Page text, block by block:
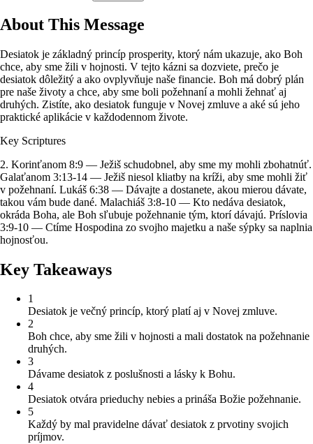
About This Message
Desiatok je základný princíp prosperity, ktorý nám ukazuje, ako Boh
chce, aby sme žili v hojnosti. V tejto kázni sa dozviete, prečo je
desiatok dôležitý a ako ovplyvňuje naše financie. Boh má dobrý plán
pre naše životy a chce, aby sme boli požehnaní a mohli žehnať aj
druhých. Zistíte, ako desiatok funguje v Novej zmluve a aké sú jeho
praktické aplikácie v každodennom živote.
Key Scriptures
2. Korinťanom 8:9 — Ježiš schudobnel, aby sme my mohli zbohatnúť.
Galaťanom 3:13-14 — Ježiš niesol kliatby na kríži, aby sme mohli žiť
v požehnaní. Lukáš 6:38 — Dávajte a dostanete, akou mierou dávate,
takou vám bude dané. Malachiáš 3:8-10 — Kto nedáva desiatok,
okráda Boha, ale Boh sľubuje požehnanie tým, ktorí dávajú. Príslovia
3:9-10 — Ctíme Hospodina zo svojho majetku a naše sýpky sa naplnia
hojnosťou.
Key Takeaways
1
Desiatok je večný princíp, ktorý platí aj v Novej zmluve.
2
Boh chce, aby sme žili v hojnosti a mali dostatok na požehnanie
druhých.
3
Dávame desiatok z poslušnosti a lásky k Bohu.
4
Desiatok otvára prieduchy nebies a prináša Božie požehnanie.
5
Každý by mal pravidelne dávať desiatok z prvotiny svojich
príjmov.